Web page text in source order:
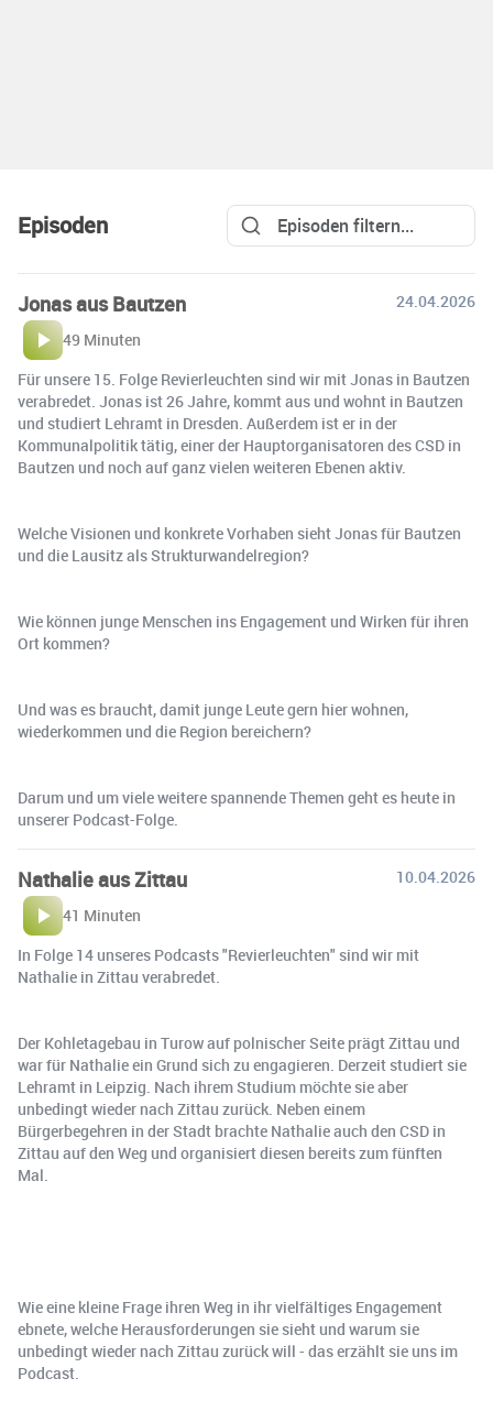
Episoden
Jonas aus Bautzen
24.04.2026
49 Minuten
Für unsere 15. Folge Revierleuchten sind wir mit Jonas in Bautzen
verabredet. Jonas ist 26 Jahre, kommt aus und wohnt in Bautzen
und studiert Lehramt in Dresden. Außerdem ist er in der
Kommunalpolitik tätig, einer der Hauptorganisatoren des CSD in
Bautzen und noch auf ganz vielen weiteren Ebenen aktiv.
Welche Visionen und konkrete Vorhaben sieht Jonas für Bautzen
und die Lausitz als Strukturwandelregion?
Wie können junge Menschen ins Engagement und Wirken für ihren
Ort kommen?
Und was es braucht, damit junge Leute gern hier wohnen,
wiederkommen und die Region bereichern?
Darum und um viele weitere spannende Themen geht es heute in
unserer Podcast-Folge.
Nathalie aus Zittau
10.04.2026
41 Minuten
In Folge 14 unseres Podcasts "Revierleuchten" sind wir mit
Nathalie in Zittau verabredet.
Der Kohletagebau in Turow auf polnischer Seite prägt Zittau und
war für Nathalie ein Grund sich zu engagieren. Derzeit studiert sie
Lehramt in Leipzig. Nach ihrem Studium möchte sie aber
unbedingt wieder nach Zittau zurück. Neben einem
Bürgerbegehren in der Stadt brachte Nathalie auch den CSD in
Zittau auf den Weg und organisiert diesen bereits zum fünften
Mal.
Wie eine kleine Frage ihren Weg in ihr vielfältiges Engagement
ebnete, welche Herausforderungen sie sieht und warum sie
unbedingt wieder nach Zittau zurück will - das erzählt sie uns im
Podcast.